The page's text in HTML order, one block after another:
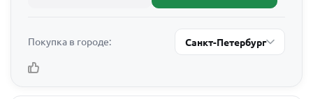
Покупка в городе: Санкт-Петербург